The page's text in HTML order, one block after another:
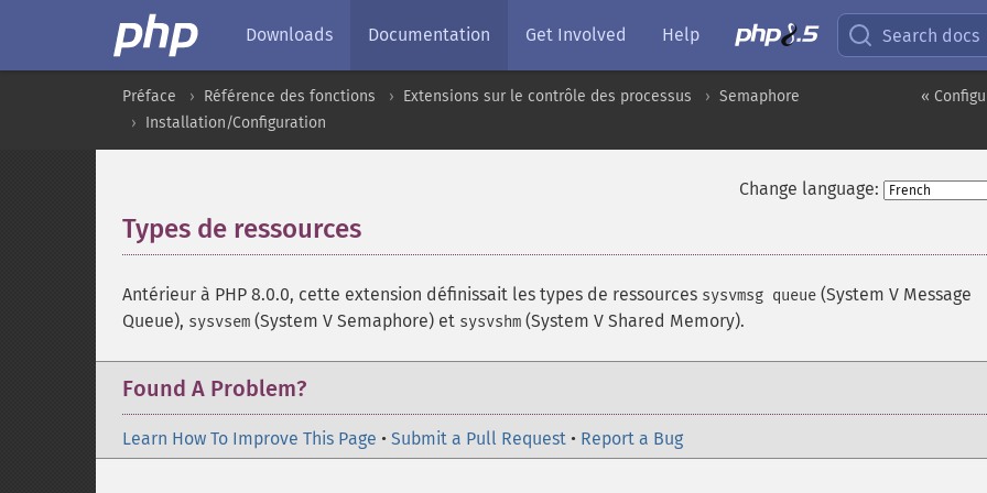
Downloads Documentation Get Involved Help Search docs
«
Préface Référence des fonctions Extensions sur le contrôle des processus
Semaphore
Installation/Configuration
Change language:
Types de ressources
Antérieur à PHP 8.0.0, cette extension définissait les types de ressources sysvmsg queue (System V Message
Queue), sysvsem (System V Semaphore) et sysvshm (System V Shared Memory).
Found A Problem?
Learn How To Improve This Page • Submit a Pull Request • Report a Bug